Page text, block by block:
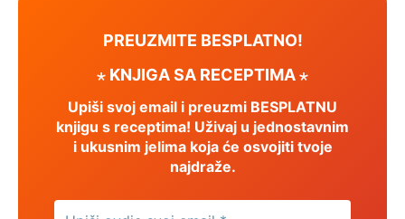
PREUZMITE BESPLATNO!
⋆ KNJIGA SA RECEPTIMA ⋆
Upiši svoj email i preuzmi BESPLATNU
knjigu s receptima! Uživaj u jednostavnim
i ukusnim jelima koja će osvojiti tvoje
najdraže.